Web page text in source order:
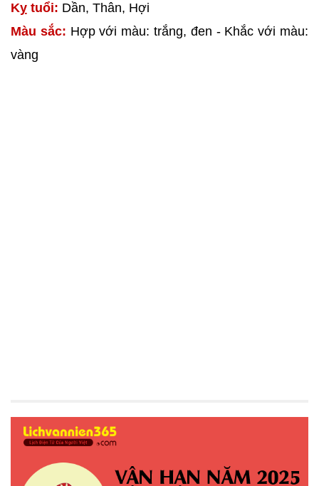
Kỵ tuổi: Dần, Thân, Hợi
Màu sắc: Hợp với màu: trắng, đen - Khắc với màu:
vàng